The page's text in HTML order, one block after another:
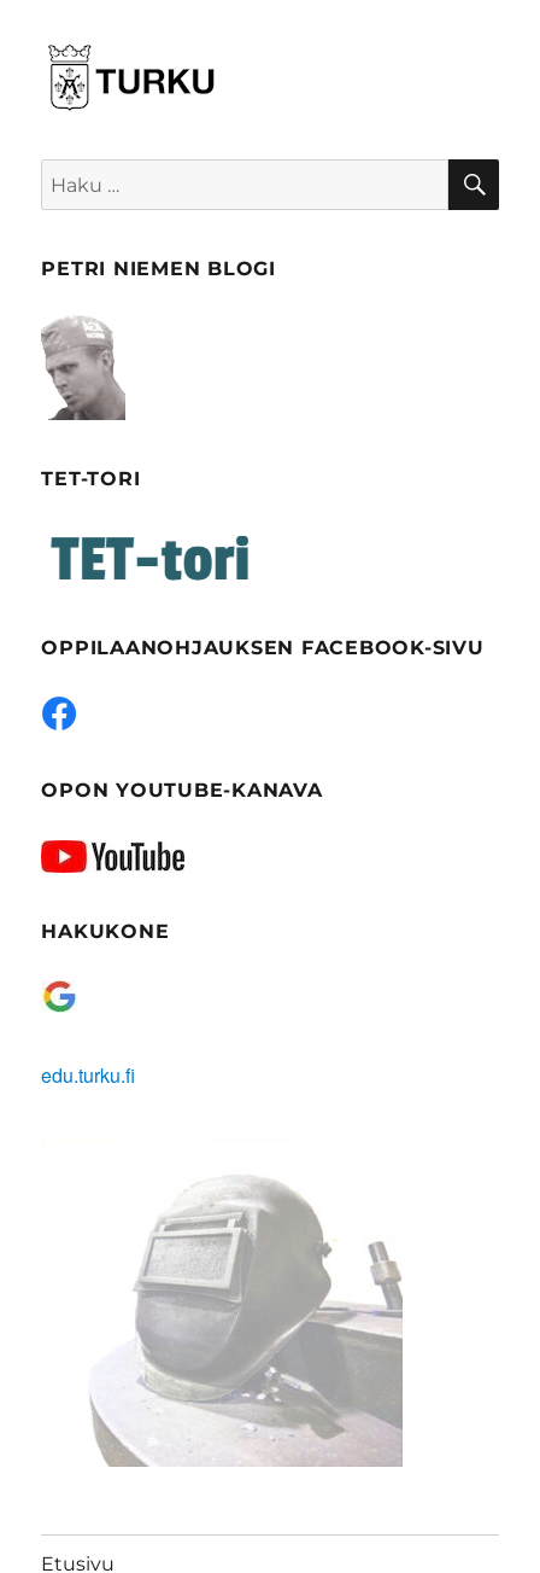
Etsi:
PETRI NIEMEN BLOGI
TET-TORI
OPPILAANOHJAUKSEN FACEBOOK-SIVU
OPON YOUTUBE-KANAVA
HAKUKONE
edu.turku.fi
Etusivu